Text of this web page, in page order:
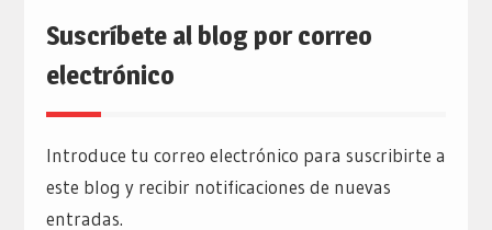
Suscríbete al blog por correo
electrónico
Introduce tu correo electrónico para suscribirte a
este blog y recibir notificaciones de nuevas
entradas.